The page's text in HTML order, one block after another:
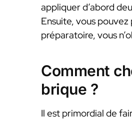
appliquer d’abord
Ensuite, vous
préparatoire, vous
Comment
brique ?
Il est primordial de